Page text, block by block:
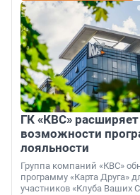
ГК «КВС» расширяет
возможности
лояльности
Группа компаний «КВС»
программу «Карта Друга»
участников «Клуба Ваших